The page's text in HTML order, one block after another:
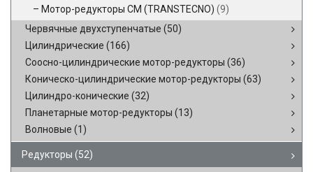
Мотор-редукторы CM (TRANSTECNO) (9)
Червячные двухступенчатые (50)
Цилиндрические (166)
Соосно-цилиндрические мотор-редукторы (36)
Коническо-цилиндрические мотор-редукторы (63)
Цилиндро-конические (32)
Планетарные мотор-редукторы (13)
Волновые (1)
Редукторы (52)